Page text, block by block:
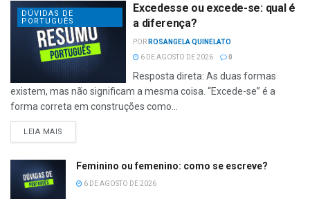
DÚVIDAS DE
PORTUGUÊS
Excedesse ou excede-se: qual é
a diferença?
POR ROSANGELA QUINELATO
6 DE AGOSTO DE 2026
0
Resposta direta: As duas formas
existem, mas não significam a mesma coisa. “Excede-se” é a
forma correta em construções como...
LEIA MAIS
Feminino ou femenino: como se escreve?
6 DE AGOSTO DE 2026